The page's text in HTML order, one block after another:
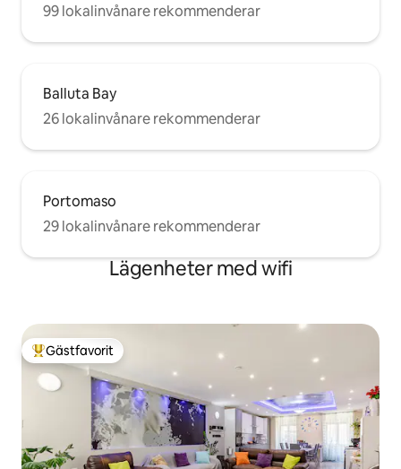
99 lokalinvånare rekommenderar
Balluta Bay
26 lokalinvånare rekommenderar
Portomaso
29 lokalinvånare rekommenderar
Lägenheter med wifi
Populär gästfavorit
Gästfavorit